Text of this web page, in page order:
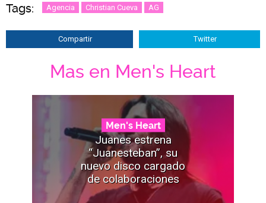
Tags: Agencia Christian Cueva AG
Compartir Twitter
Mas en Men's Heart
Men's Heart
Juanes estrena
“Juanesteban”, su
nuevo disco cargado
de colaboraciones